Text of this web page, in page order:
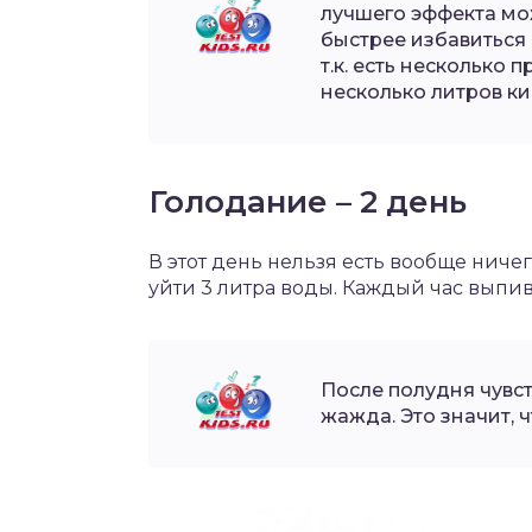
лучшего эффекта
быстрее
т.к. есть несколько
несколько литров
Голодание – 2 день
В этот день нельзя есть вообще
уйти 3 литра воды. Каждый час
После полудня
жажда. Это значит,